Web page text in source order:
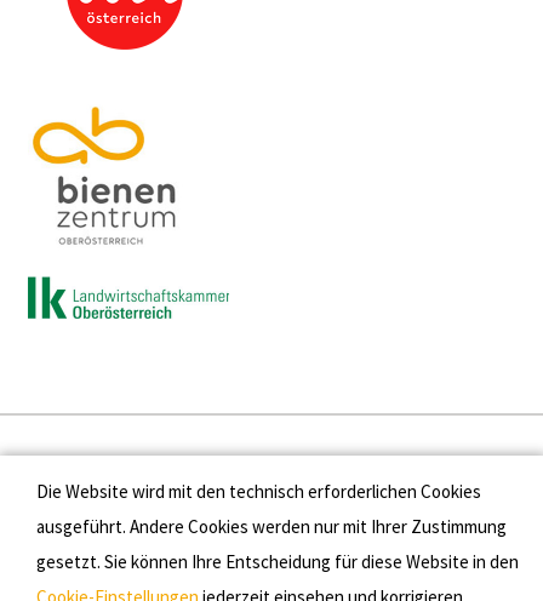
Presse
Kontakt
Datenschutz
Die Website wird mit den technisch erforderlichen Cookies
ausgeführt. Andere Cookies werden nur mit Ihrer Zustimmung
gesetzt. Sie können Ihre Entscheidung für diese Website in den